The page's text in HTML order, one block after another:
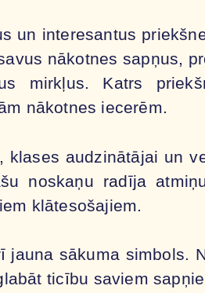
un interesantus
nākotnes sapņus,
mirkļus. Katrs
nākotnes iecerēm.
audzinātājai un
noskaņu radīja
klātesošajiem.
sākuma simbols.
ticību saviem